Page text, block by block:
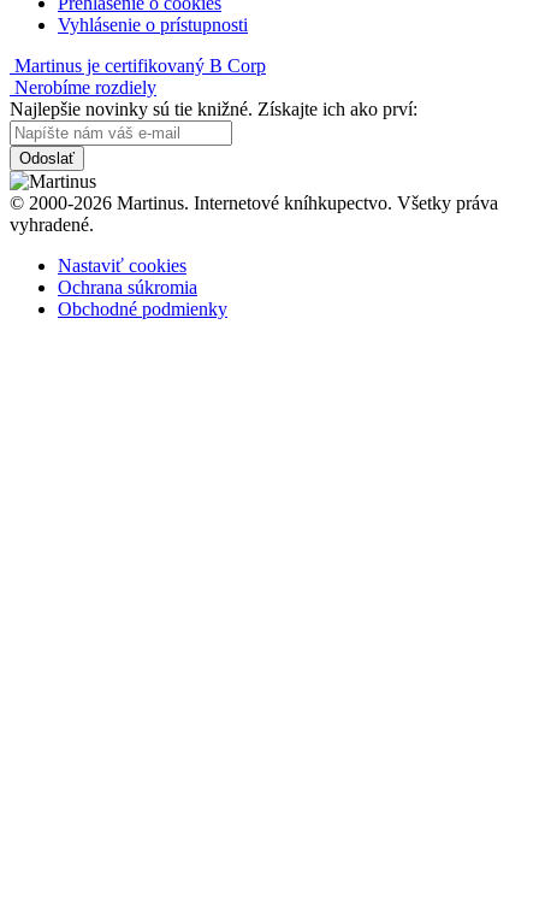
Vyhlásenie o prístupnosti
Martinus je certifikovaný B Corp
Nerobíme rozdiely
Najlepšie novinky sú tie knižné. Získajte ich ako prví:
Odoslať
© 2000-2026 Martinus. Internetové kníhkupectvo. Všetky práva
vyhradené.
Nastaviť cookies
Ochrana súkromia
Obchodné podmienky